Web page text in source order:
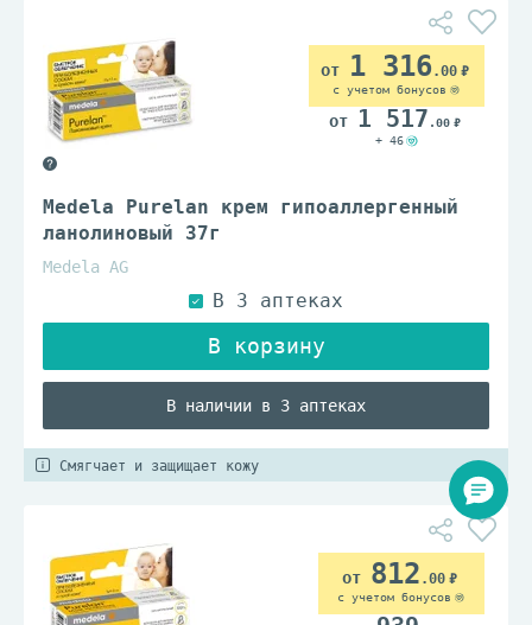
Medela Purelan крем гипоаллергенный
ланолиновый 37г
Medela AG
В наличии в 3 аптеках
1 316.00
с учетом бонусов
1 517 .00
+ 46
Смягчает и защищает кожу
812 .00
с учетом бонусов